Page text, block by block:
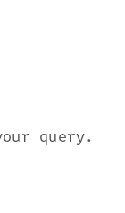
query.